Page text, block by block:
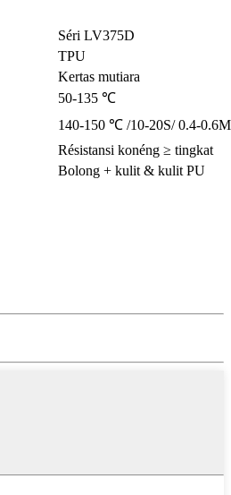
Séri LV375D
TPU
Kertas mutiara
50-135 ℃
140-150 ℃ /10-20S/ 0.4-
Résistansi konéng ≥ tingkat
Bolong + kulit & kulit PU